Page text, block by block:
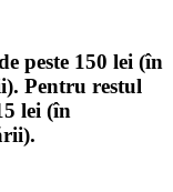
peste 150 lei (în
Pentru restul
lei (în